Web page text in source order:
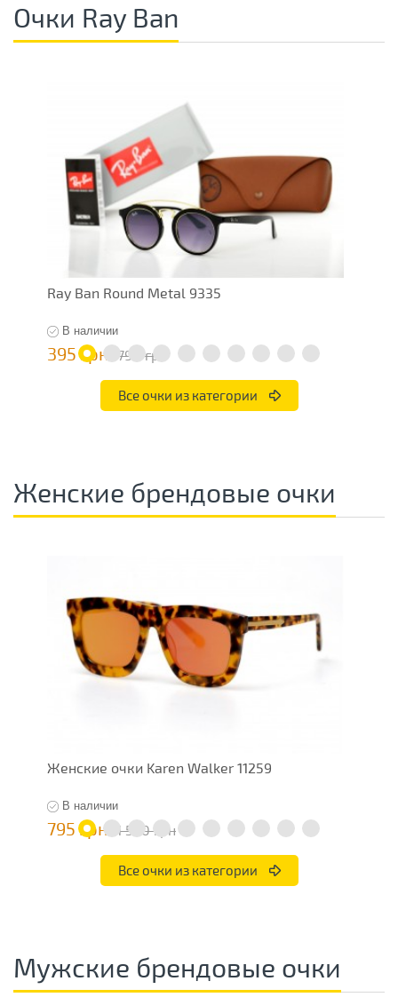
Очки Ray Ban
Ray Ban Round Metal 9335
В наличии
395 грн 790 грн
Все очки из категории
Женские брендовые очки
Женские очки Karen Walker 11259
В наличии
795 грн 1 590 грн
Все очки из категории
Мужские брендовые очки